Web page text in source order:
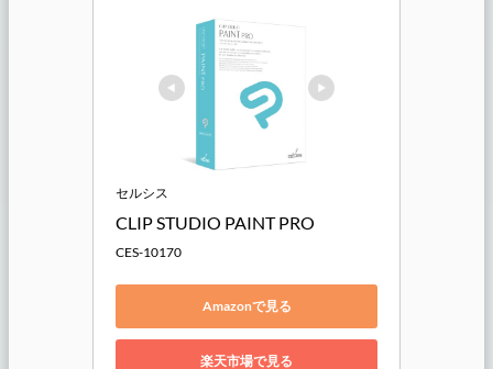
セルシス
CLIP STUDIO PAINT PRO
CES-10170
Amazonで見る
楽天市場で見る